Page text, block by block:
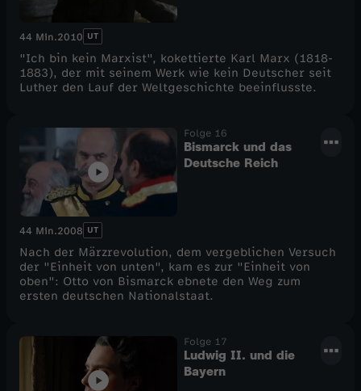
44 Min.2010 UT
"Ich bin kein Marxist", kokettierte Karl Marx (1818-
1883), der mit seinem Werk wie kein Deutscher seit
Luther den Lauf der Weltgeschichte beeinflusste.
Folge 16
Bismarck und das
Deutsche Reich
44 Min.2008 UT
Nach der Märzrevolution, dem vergeblichen Versuch
der "Einheit von unten", kam es zur "Einheit von
oben": Otto von Bismarck ebnete den Weg zum
ersten deutschen Nationalstaat.
Folge 17
Ludwig II. und die
Bayern